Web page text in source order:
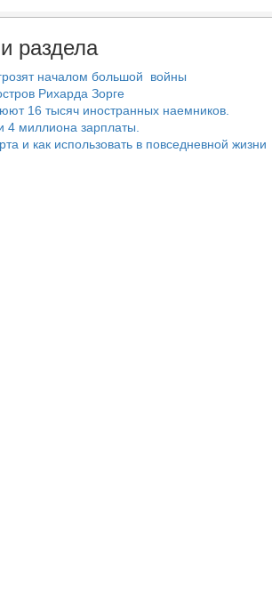
раздела
началом большой войны
Рихарда Зорге
16 тысяч иностранных наемников.
4 миллиона зарплаты.
и как использовать в повседневной жизни